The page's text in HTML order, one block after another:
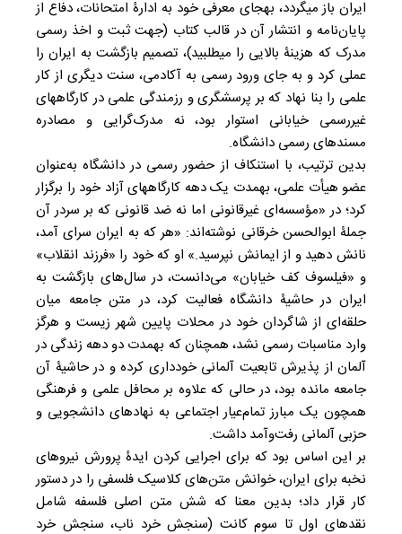
ایران باز می‏گردد، به‏جای معرفی خود به ادارۀ امتحانات، دفاع از
پایان‌نامه و انتشار آن در قالب کتاب (جهت ثبت و اخذ رسمی
مدرک که هزینۀ بالایی را می‏طلبید)، تصمیم بازگشت به ایران را
عملی کرد و به جای ورود رسمی به آکادمی، سنت دیگری از کار
علمی را بنا نهاد که بر پرسشگری و رزمندگی علمی در کارگاههای
غیررسمی خیابانی استوار بود، نه مدرک‌گرایی و مصادره
مسندهای رسمی دانشگاه.
بدین ترتیب، با استنکاف از حضور رسمی در دانشگاه به‌عنوان
عضو هیأت علمی، به‎مدت یک دهه کارگاههای آزاد خود را برگزار
کرد؛ در «مؤسسه‌ای غیرقانونی اما نه ضد قانونی که بر سردر آن
جملۀ ابوالحسن خرقانی نوشته‌اند: «هر که به ایران سرای آمد،
نانش دهید و از ایمانش نپرسید.» او که خود را «فرزند انقلاب»
و «فیلسوف کف خیابان» می‌دانست، در سال‌های بازگشت به
ایران در حاشیۀ دانشگاه فعالیت کرد، در متن جامعه میان
حلقه‌ای از شاگردان خود در محلات پایین ‌شهر زیست و هرگز
وارد مناسبات رسمی نشد، همچنان که به‏مدت دو دهه زندگی در
آلمان از پذیرش تابعیت آلمانی خودداری کرده و در حاشیۀ آن
جامعه مانده بود، در حالی که علاوه بر محافل علمی و فرهنگی
همچون یک مبارز تمام‌عیار اجتماعی به نهادهای دانشجویی و
حزبی آلمانی رفت‌و‌آمد داشت.
بر این اساس بود که برای اجرایی کردن ایدۀ پرورش نیروهای
نخبه برای ایران، خوانش متن‌های کلاسیک فلسفی را در دستور
کار قرار داد؛ بدین معنا که شش متن اصلی فلسفه شامل
نقدهای اول تا سوم کانت (سنجش خرد ناب، سنجش خرد